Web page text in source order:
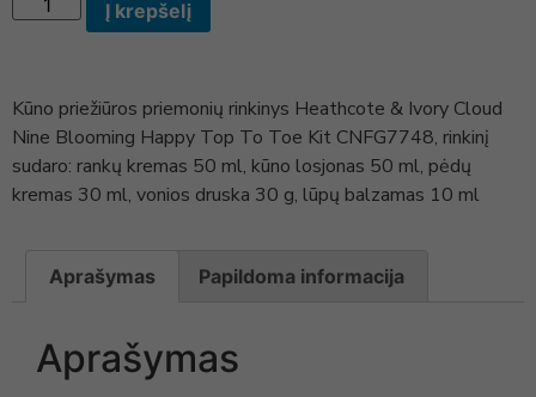
Į krepšelį
Kūno priežiūros priemonių rinkinys Heathcote & Ivory Cloud
Nine Blooming Happy Top To Toe Kit CNFG7748, rinkinį
sudaro: rankų kremas 50 ml, kūno losjonas 50 ml, pėdų
kremas 30 ml, vonios druska 30 g, lūpų balzamas 10 ml
Aprašymas Papildoma informacija
Aprašymas